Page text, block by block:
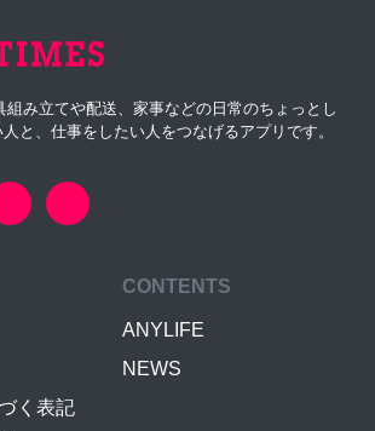
み立てや配送、家事などの日常のちょっとし
と、仕事をしたい人をつなげるアプリです。
く表記
CONTENTS
ANYLIFE
NEWS